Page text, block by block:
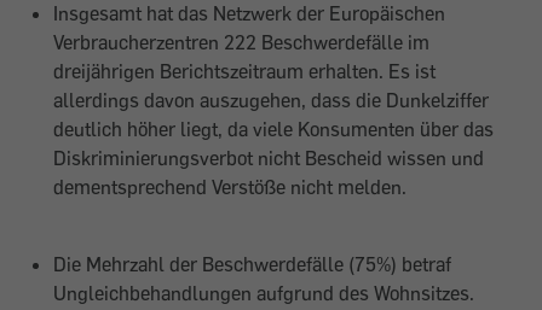
Insgesamt hat das Netzwerk der Europäischen
Verbraucherzentren 222 Beschwerdefälle im
dreijährigen Berichtszeitraum erhalten. Es ist
allerdings davon auszugehen, dass die Dunkelziffer
deutlich höher liegt, da viele Konsumenten über das
Diskriminierungsverbot nicht Bescheid wissen und
dementsprechend Verstöße nicht melden.
Die Mehrzahl der Beschwerdefälle (75%) betraf
Ungleichbehandlungen aufgrund des Wohnsitzes.